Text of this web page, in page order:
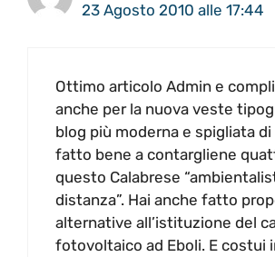
23 Agosto 2010 alle 17:44
Ottimo articolo Admin e
anche per la nuova veste
blog più moderna e spigliata di
fatto bene a contargliene
questo Calabrese
distanza”. Hai anche fatto
alternative all’istituzione del
fotovoltaico ad Eboli. E costui